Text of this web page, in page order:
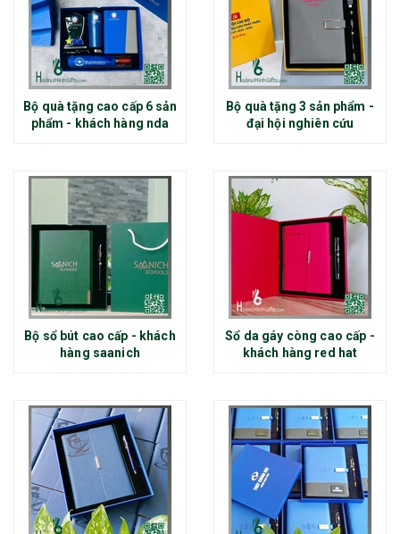
Bộ quà tặng cao cấp 6 sản
phẩm - khách hàng nda
Bộ quà tặng 3 sản phẩm -
đại hội nghiên cứu
Bộ sổ bút cao cấp - khách
hàng saanich
Sổ da gáy còng cao cấp -
khách hàng red hat